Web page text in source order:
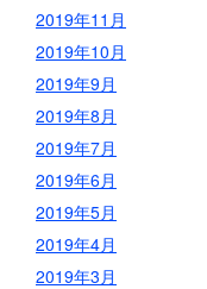
2019年11月
2019年10月
2019年9月
2019年8月
2019年7月
2019年6月
2019年5月
2019年4月
2019年3月